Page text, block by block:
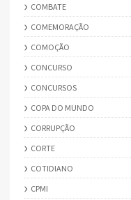
COMBATE
COMEMORAÇÃO
COMOÇÃO
CONCURSO
CONCURSOS
COPA DO MUNDO
CORRUPÇÃO
CORTE
COTIDIANO
CPMI